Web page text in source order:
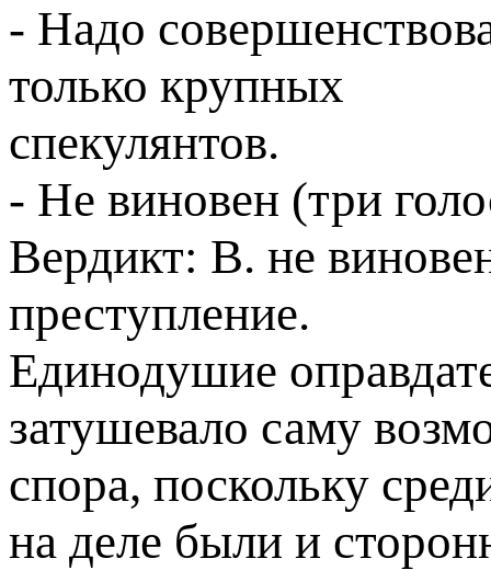
- Надо
только крупных
спекулянтов.
- Не виновен (три
Вердикт: В. не
преступление.
Единодушие
затушевало саму
спора, поскольку
на деле были и